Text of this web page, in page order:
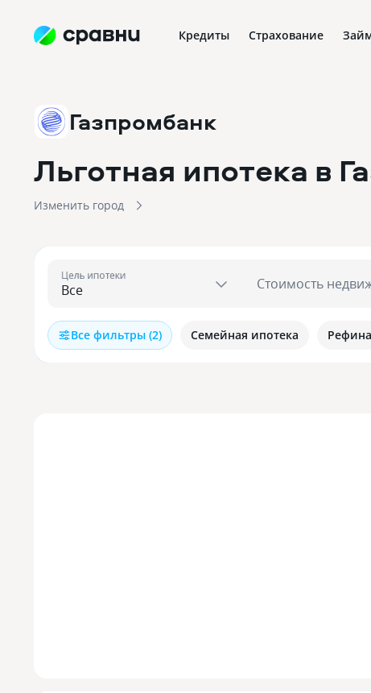
Кредиты Страхование
Газпромбанк
Льготная ипотека в
Изменить город
Цель ипотеки Стоимость
Все фильтры (2) Семейная ипотека